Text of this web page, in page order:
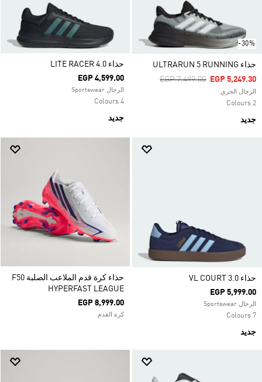
-30%
حذاء ULTRARUN 5 RUNNING
Price Reduced From
EGP 7,499.00ToEGP 5,249.30
الرجال الجري
2 Colours
جديد
حذاء LITE RACER 4.0
EGP 4,599.00
الرجال Sportswear
4 Colours
جديد
حذاء VL COURT 3.0
EGP 5,999.00
الرجال Sportswear
7 Colours
جديد
حذاء كرة قدم الملاعب الصلبة F50
HYPERFAST LEAGUE
EGP 8,999.00
كرة القدم